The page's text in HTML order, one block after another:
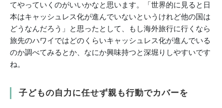
てやっていくのがいいかなと思います。「世界的に見ると日
本はキャッシュレス化が進んでいないというけれど他の国は
どうなんだろう」と思ったとして、もし海外旅行に行くなら
旅先のハワイではどのくらいキャッシュレス化が進んでいる
のか調べてみるとか、なにか興味持つと深堀りしやすいです
ね。
子どもの自力に任せず親も行動でカバーを